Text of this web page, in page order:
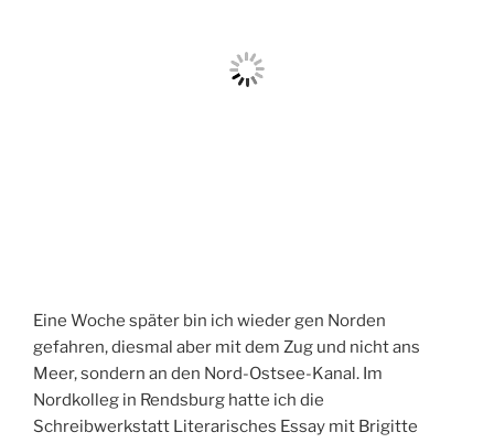
Eine Woche später bin ich wieder gen Norden
gefahren, diesmal aber mit dem Zug und nicht ans
Meer, sondern an den Nord-Ostsee-Kanal. Im
Nordkolleg in Rendsburg hatte ich die
Schreibwerkstatt Literarisches Essay mit Brigitte